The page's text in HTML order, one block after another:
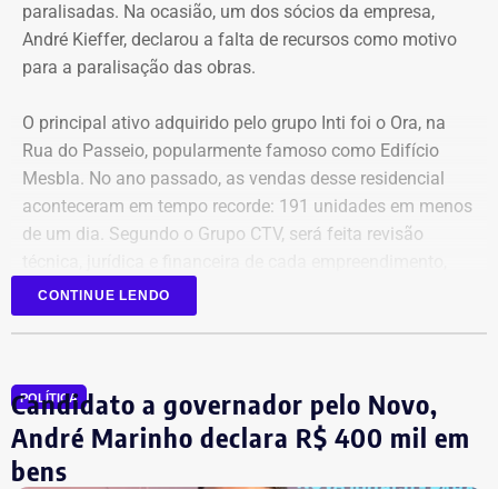
paralisadas. Na ocasião, um dos sócios da empresa,
André Kieffer, declarou a falta de recursos como motivo
para a paralisação das obras.
O principal ativo adquirido pelo grupo Inti foi o Ora, na
Rua do Passeio, popularmente famoso como Edifício
Mesbla. No ano passado, as vendas desse residencial
aconteceram em tempo recorde: 191 unidades em menos
de um dia. Segundo o Grupo CTV, será feita revisão
antes da retomada dos canteiros. Cronogramas de
entrega terão novas datas. Também haverá a definição
a Artesanal investimentos.
CONTINUE LENDO
POLÍTICA
Candidato a governador pelo Novo,
André Marinho declara R$ 400 mil em
bens